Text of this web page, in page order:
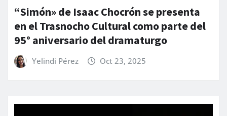
“Simón» de Isaac Chocrón se presenta
en el Trasnocho Cultural como parte del
95° aniversario del dramaturgo
Yelindi Pérez Oct 23, 2025